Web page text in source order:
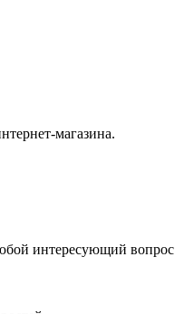
магазина.
интересующий вопрос